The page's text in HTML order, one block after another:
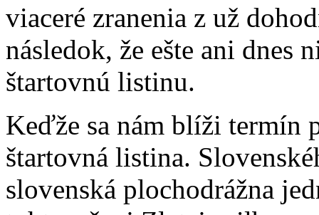
viaceré zranenia z už
následok, že ešte ani dnes
štartovnú listinu.
Keďže sa nám blíži termín
štartovná listina.
slovenská plochodrážna